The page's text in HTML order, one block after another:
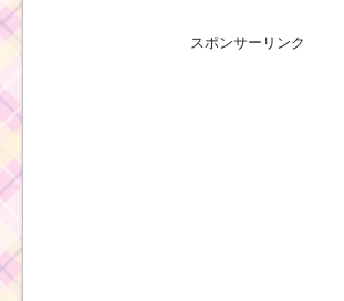
スポンサーリンク